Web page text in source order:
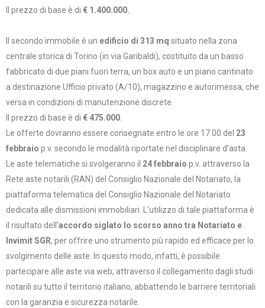
Il prezzo di base è di € 1.400.000.
Il secondo immobile è un edificio di 313 mq situato nella zona
centrale storica di Torino (in via Garibaldi), costituito da un basso
fabbricato di due piani fuori terra, un box auto e un piano cantinato
a destinazione Ufficio privato (A/10), magazzino e autorimessa, che
versa in condizioni di manutenzione discrete.
Il prezzo di base è di € 475.000
Le offerte dovranno essere consegnate entro le ore 17.00 del 23
febbraio p.v. secondo le modalità riportate nel disciplinare d’asta.
Le aste telematiche si svolgeranno il 24 febbraio p.v. attraverso la
Rete aste notarili (RAN) del Consiglio Nazionale del Notariato, la
piattaforma telematica del Consiglio Nazionale del Notariato
dedicata alle dismissioni immobiliari. L’utilizzo di tale piattaforma è
il risultato dell’accordo siglato lo scorso anno tra Notariato e
Invimit SGR, per offrire uno strumento più rapido ed efficace per lo
svolgimento delle aste. In questo modo, infatti, è possibile
partecipare alle aste via web, attraverso il collegamento dagli studi
notarili su tutto il territorio italiano, abbattendo le barriere territoriali
con la garanzia e sicurezza notarile.